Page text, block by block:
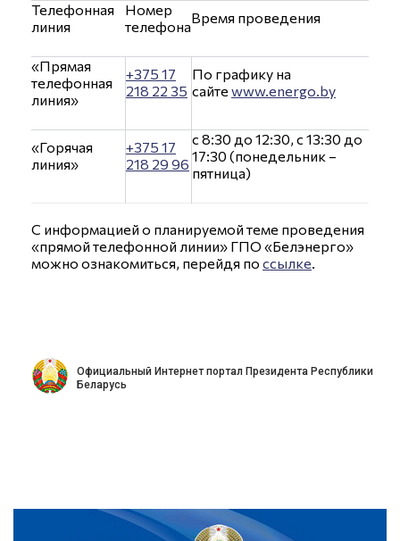
Телефонная
линия
Номер
телефона
Время проведения
«Прямая
телефонная
линия»
+375 17
218 22 35
По графику на
сайте www.energo.by
«Горячая
линия»
+375 17
218 29 96
с 8:30 до 12:30, с 13:30 до
17:30 (понедельник –
пятница)
С информацией о планируемой теме проведения
«прямой телефонной линии» ГПО «Белэнерго»
можно ознакомиться, перейдя по ссылке.
Официальный Интернет портал Президента Республики
Беларусь